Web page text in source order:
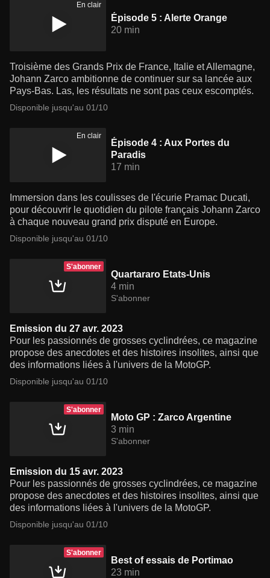
En clair
Épisode 5 : Alerte Orange
20 min
Troisième des Grands Prix de France, Italie et Allemagne,
Johann Zarco ambitionne de continuer sur sa lancée aux
Pays-Bas. Las, les résultats ne sont pas ceux escomptés.
Disponible jusqu'au 01/10
En clair
Épisode 4 : Aux Portes du
Paradis
17 min
Immersion dans les coulisses de l'écurie Pramac Ducati,
pour découvrir le quotidien du pilote français Johann Zarco
à chaque nouveau grand prix disputé en Europe.
Disponible jusqu'au 01/10
S'abonner
Quartararo Etats-Unis
4 min
S'abonner
Emission du 27 avr. 2023
Pour les passionnés de grosses cyclindrées, ce magazine
propose des anecdotes et des histoires insolites, ainsi que
des informations liées à l'univers de la MotoGP.
Disponible jusqu'au 01/10
S'abonner
Moto GP : Zarco Argentine
3 min
S'abonner
Emission du 15 avr. 2023
Pour les passionnés de grosses cyclindrées, ce magazine
propose des anecdotes et des histoires insolites, ainsi que
des informations liées à l'univers de la MotoGP.
Disponible jusqu'au 01/10
S'abonner
Best of essais de Portimao
23 min